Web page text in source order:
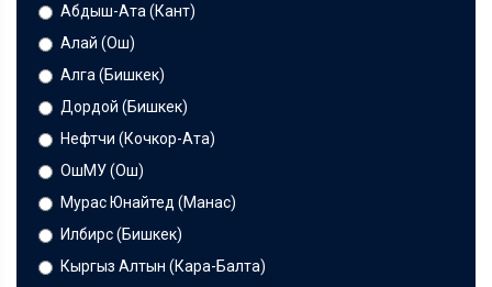
Абдыш-Ата (Кант)
Алай (Ош)
Алга (Бишкек)
Дордой (Бишкек)
Нефтчи (Кочкор-Ата)
ОшМУ (Ош)
Мурас Юнайтед (Манас)
Илбирс (Бишкек)
Кыргыз Алтын (Кара-Балта)